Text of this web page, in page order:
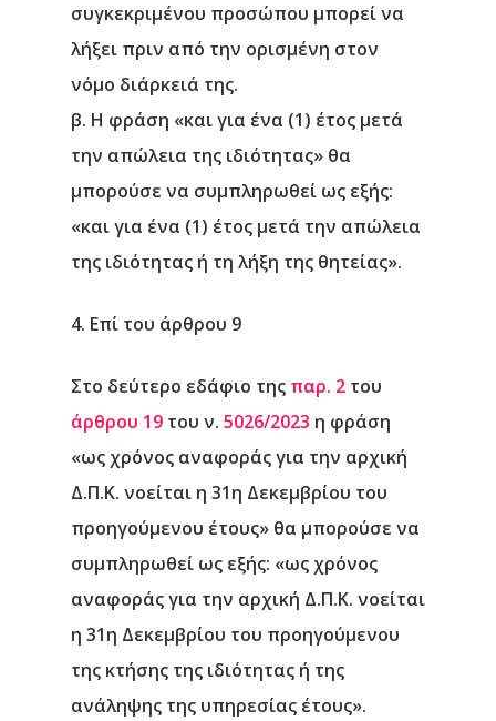
συγκεκριμένου προσώπου μπορεί να
λήξει πριν από την ορισμένη στον
νόμο διάρκειά της.
β. Η φράση «και για ένα (1) έτος μετά
την απώλεια της ιδιότητας» θα
μπορούσε να συμπληρωθεί ως εξής:
«και για ένα (1) έτος μετά την απώλεια
της ιδιότητας ή τη λήξη της θητείας».
4. Επί του άρθρου 9
Στο δεύτερο εδάφιο της παρ. 2 του
άρθρου 19 του ν. 5026/2023 η φράση
«ως χρόνος αναφοράς για την αρχική
Δ.Π.Κ. νοείται η 31η Δεκεμβρίου του
προηγούμενου έτους» θα μπορούσε να
συμπληρωθεί ως εξής: «ως χρόνος
αναφοράς για την αρχική Δ.Π.Κ. νοείται
η 31η Δεκεμβρίου του προηγούμενου
της κτήσης της ιδιότητας ή της
ανάληψης της υπηρεσίας έτους».